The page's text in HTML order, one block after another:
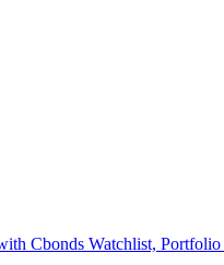
Cbonds Watchlist,